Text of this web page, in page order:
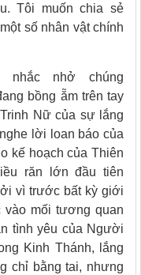
Tôi muốn chia sẻ
số nhân vật chính
nhắc nhở chúng
bồng ẵm trên tay
Nữ của sự lắng
lời loan báo của
kế hoạch của Thiên
răn lớn đầu tiên
vì trước bất kỳ giới
vào mối tương quan
tình yêu của Người
Kinh Thánh, lắng
chỉ bằng tai, nhưng